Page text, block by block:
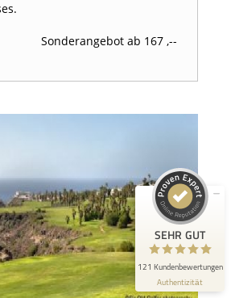
Sonderangebot ab 167 ,--
SEHR GUT
121 Kundenbewertungen
Authentizität
Golfreisen1a - Golfreisen vom Spezialisten
SEHR GUT
85
Bewertungen auf
ProvenExpert.com
36
Bewertungen von 3
anderen Quellen
Blick aufs ProvenExpert-Profil werfen
9.6.2026